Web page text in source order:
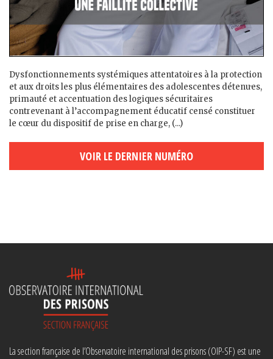
Dysfonctionnements systémiques attentatoires à la protection
et aux droits les plus élémentaires des adolescent·es détenu·es,
primauté et accentuation des logiques sécuritaires
contrevenant à l’accompagnement éducatif censé constituer
le cœur du dispositif de prise en charge, (...)
VOIR LE DERNIER NUMÉRO
La section française de l’Observatoire international des prisons (OIP-SF) est une